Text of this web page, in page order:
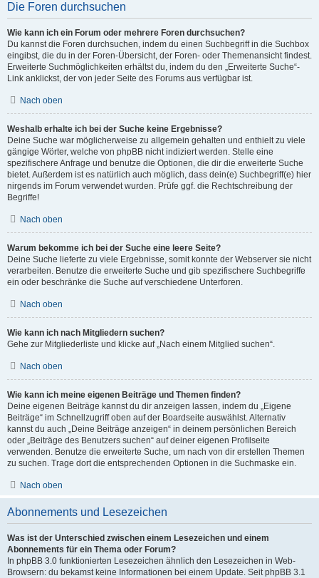
Die Foren durchsuchen
Wie kann ich ein Forum oder mehrere Foren durchsuchen?
Du kannst die Foren durchsuchen, indem du einen Suchbegriff in die Suchbox
eingibst, die du in der Foren-Übersicht, der Foren- oder Themenansicht findest.
Erweiterte Suchmöglichkeiten erhältst du, indem du den „Erweiterte Suche“-
Link anklickst, der von jeder Seite des Forums aus verfügbar ist.
Nach oben
Weshalb erhalte ich bei der Suche keine Ergebnisse?
Deine Suche war möglicherweise zu allgemein gehalten und enthielt zu viele
gängige Wörter, welche von phpBB nicht indiziert werden. Stelle eine
spezifischere Anfrage und benutze die Optionen, die dir die erweiterte Suche
bietet. Außerdem ist es natürlich auch möglich, dass dein(e) Suchbegriff(e) hier
nirgends im Forum verwendet wurden. Prüfe ggf. die Rechtschreibung der
Begriffe!
Nach oben
Warum bekomme ich bei der Suche eine leere Seite?
Deine Suche lieferte zu viele Ergebnisse, somit konnte der Webserver sie nicht
verarbeiten. Benutze die erweiterte Suche und gib spezifischere Suchbegriffe
ein oder beschränke die Suche auf verschiedene Unterforen.
Nach oben
Wie kann ich nach Mitgliedern suchen?
Gehe zur Mitgliederliste und klicke auf „Nach einem Mitglied suchen“.
Nach oben
Wie kann ich meine eigenen Beiträge und Themen finden?
Deine eigenen Beiträge kannst du dir anzeigen lassen, indem du „Eigene
Beiträge“ im Schnellzugriff oben auf der Boardseite auswählst. Alternativ
kannst du auch „Deine Beiträge anzeigen“ in deinem persönlichen Bereich
oder „Beiträge des Benutzers suchen“ auf deiner eigenen Profilseite
verwenden. Benutze die erweiterte Suche, um nach von dir erstellen Themen
zu suchen. Trage dort die entsprechenden Optionen in die Suchmaske ein.
Nach oben
Abonnements und Lesezeichen
Was ist der Unterschied zwischen einem Lesezeichen und einem
Abonnements für ein Thema oder Forum?
In phpBB 3.0 funktionierten Lesezeichen ähnlich den Lesezeichen in Web-
Browsern: du bekamst keine Informationen bei einem Update. Seit phpBB 3.1